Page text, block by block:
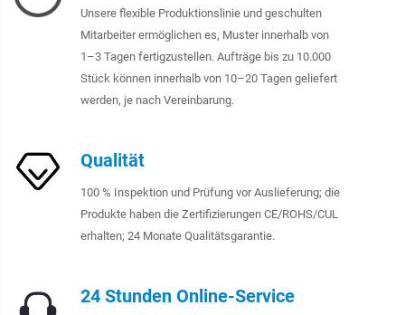
Unsere flexible Produktionslinie und geschulten
Mitarbeiter ermöglichen es, Muster innerhalb von
1–3 Tagen fertigzustellen. Aufträge bis zu 10.000
Stück können innerhalb von 10–20 Tagen geliefert
werden, je nach Vereinbarung.
Qualität
100 % Inspektion und Prüfung vor Auslieferung; die
Produkte haben die Zertifizierungen CE/ROHS/CUL
erhalten; 24 Monate Qualitätsgarantie.
24 Stunden Online-Service